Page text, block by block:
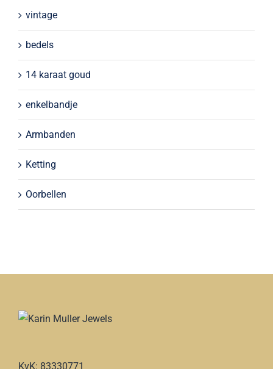
vintage
bedels
14 karaat goud
enkelbandje
Armbanden
Ketting
Oorbellen
KvK: 83330771